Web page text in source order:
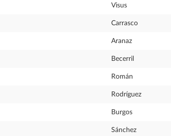
Visus
Carrasco
Aranaz
Becerril
Román
Rodríguez
Burgos
Sánchez